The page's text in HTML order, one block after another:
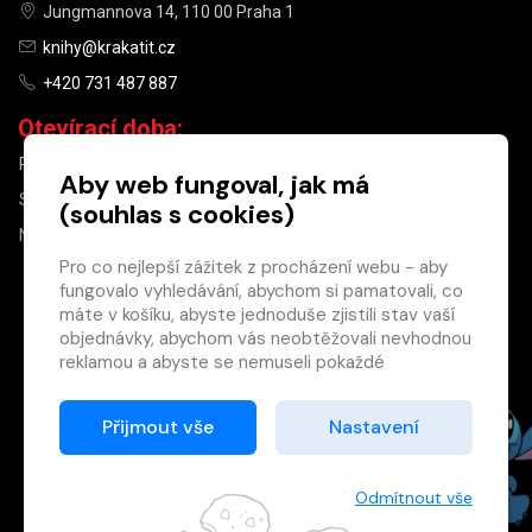
×
Máte u nás již
registrovaný
účet?
Registrací získáte slevu
na zboží ve výši 15 %
Registrovat
Jungmannova 14, 110 00 Praha 1
knihy@krakatit.cz
+420 731 487 887
Otevírací doba:
PO–PÁ
SO
10:00–13:00
NE
Zásady cookies
Aby web fungoval, jak má
(souhlas s cookies)
Pro co nejlepší zážitek z procházení webu - aby
fungovalo vyhledávání, abychom si pamatovali, co
máte v košíku, abyste jednoduše zjistili stav vaší
objednávky, abychom vás neobtěžovali nevhodnou
reklamou a abyste se nemuseli pokaždé
Proto od vás potřebujeme souhlas se
zpracováním souborů cookies
Děkujeme, že nám ho dáte a pomůžete nám tak
Přijmout vše Nastavení
Odmítnout vše